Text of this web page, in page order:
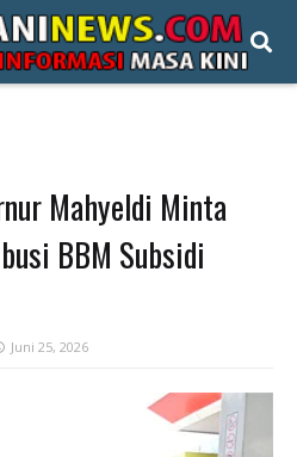
Mahyeldi Minta
BBM Subsidi
Juni 25, 2026